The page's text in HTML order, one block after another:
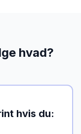
hvad?
hvis du: